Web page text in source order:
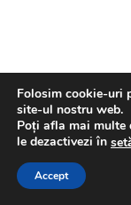
Folosim cookie-uri
site-ul nostru web.
Poți afla mai multe
le dezactivezi în
Accept